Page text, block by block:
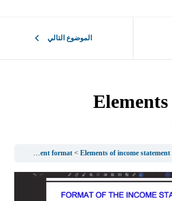
الموضوع التالي
Income statement format Elements of income statement